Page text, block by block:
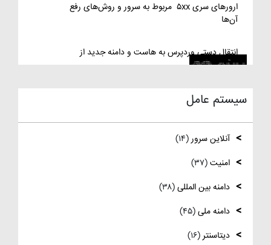
ارورهای سری ۵xx مربوط به سرور و روش‌های رفع
آن‌ها
انتقال دستی وردپرس به هاست و دامنه جدید از
طریق cPanel
نصب و استفاده از ویرایشگر متنی nano در لینوکس
Desktop ویندوز سرور
نصب و راه اندازی NTP
سیستم عامل
آنلاین سرور(۱۴)
امنیت(۳۷)
دامنه بین المللی(۳۸)
دامنه ملی(۴۵)
دیتاسنتر(۱۶)